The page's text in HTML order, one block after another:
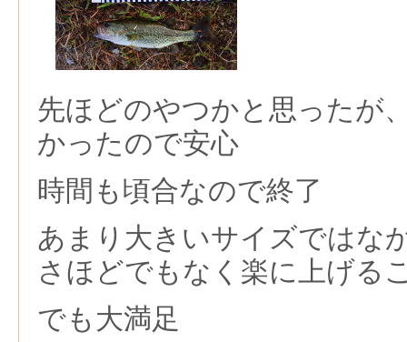
先ほどのやつかと思ったが
かったので安心
時間も頃合なので終了
あまり大きいサイズではな
さほどでもなく楽に上げる
でも大満足